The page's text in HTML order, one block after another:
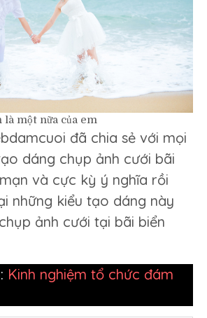
là một nữa của em
đã chia sẻ với mọi
dáng chụp ảnh cưới bãi
và cực kỳ ý nghĩa rồi
những kiểu tạo dáng này
ảnh cưới tại bãi biển
Kinh nghiệm tổ chức đám